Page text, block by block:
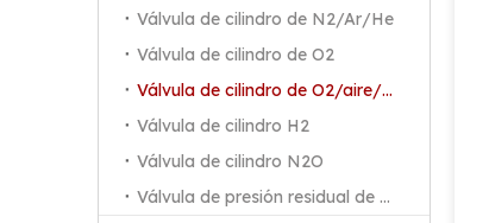
Válvula de cilindro de N2/Ar/He
Válvula de cilindro de O2
Válvula de cilindro de O2/aire/N2
Válvula de cilindro H2
Válvula de cilindro N2O
Válvula de presión residual de O2